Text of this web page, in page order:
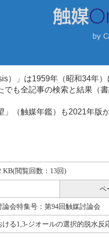
）」は1959年（昭和34年
でも全記事の検索と結果（
」（触媒年鑑）も2021年
KB(閲覧回数：13回)
ペ
論会特集号：第94回触媒討論会
ける1,3-ジオールの選択的脱水反